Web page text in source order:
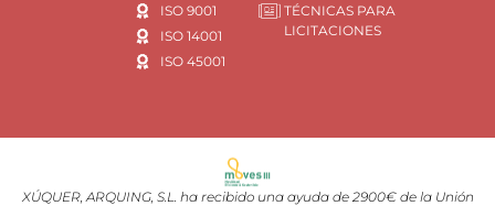
ISO 9001
ISO 14001
ISO 45001
TÉCNICAS PARA
LICITACIONES
XÚQUER, ARQUING, S.L. ha recibido una ayuda de 2900€ de la Unión